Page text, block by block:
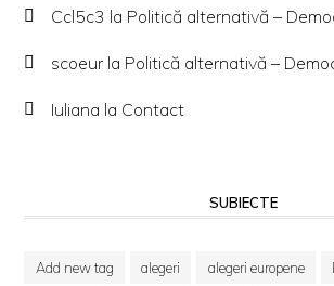
Ccl5c3 la Politică alternativă –
scoeur la Politică alternativă –
Iuliana la Contact
SUBIECTE
Add new tag alegeri alegeri europene